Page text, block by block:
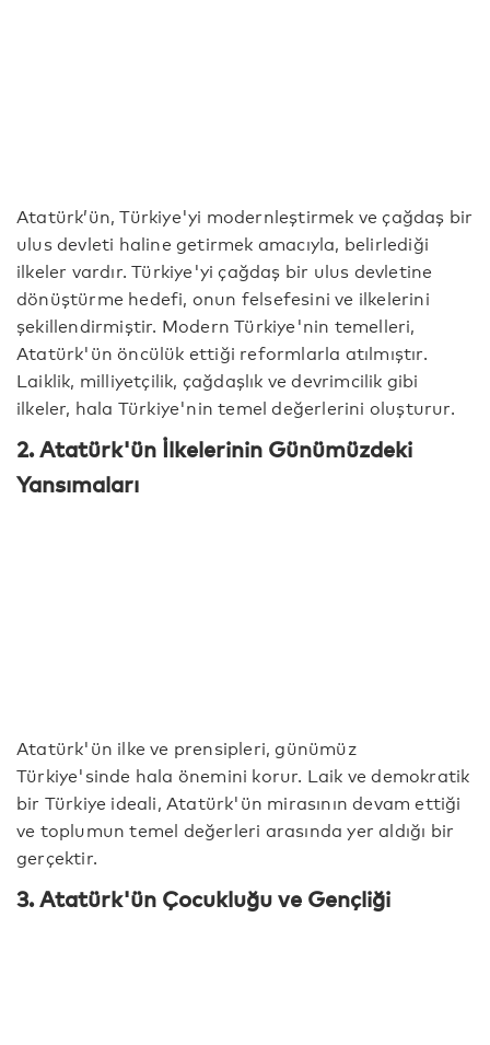
Atatürk’ün, Türkiye'yi modernleştirmek ve çağdaş bir
ulus devleti haline getirmek amacıyla, belirlediği
ilkeler vardır. Türkiye'yi çağdaş bir ulus devletine
dönüştürme hedefi, onun felsefesini ve ilkelerini
şekillendirmiştir. Modern Türkiye'nin temelleri,
Atatürk'ün öncülük ettiği reformlarla atılmıştır.
Laiklik, milliyetçilik, çağdaşlık ve devrimcilik gibi
ilkeler, hala Türkiye'nin temel değerlerini oluşturur.
2. Atatürk'ün İlkelerinin Günümüzdeki
Yansımaları
Atatürk'ün ilke ve prensipleri, günümüz
Türkiye'sinde hala önemini korur. Laik ve demokratik
bir Türkiye ideali, Atatürk'ün mirasının devam ettiği
ve toplumun temel değerleri arasında yer aldığı bir
gerçektir.
3. Atatürk'ün Çocukluğu ve Gençliği